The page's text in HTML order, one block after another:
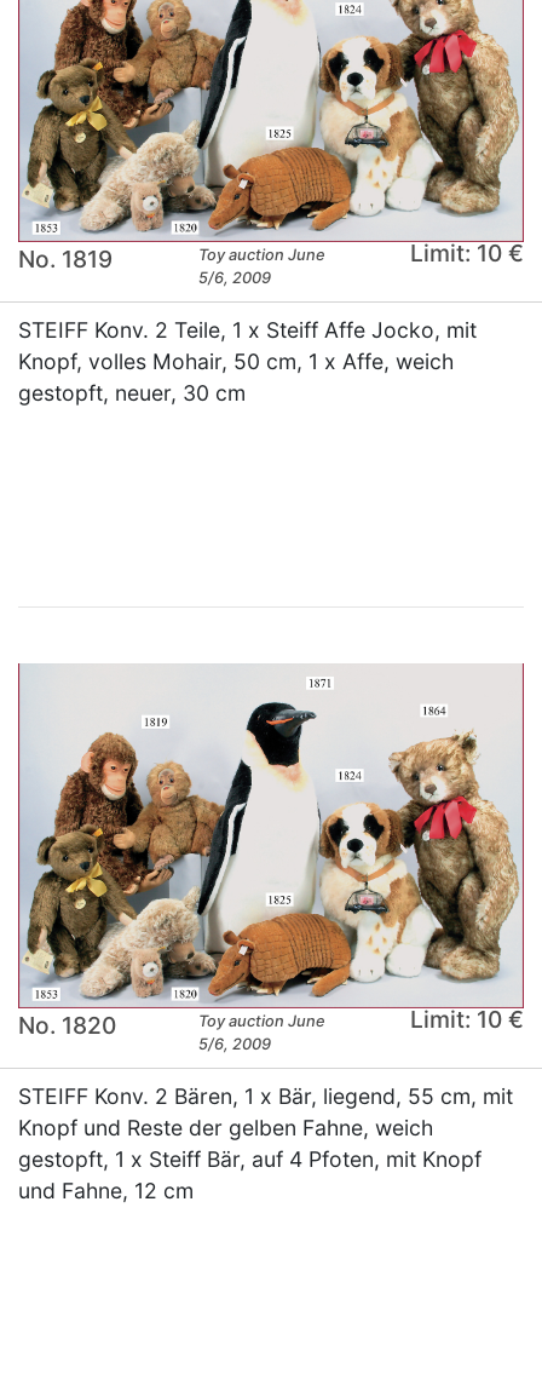
No. 1819
Toy auction June
5/6, 2009
Limit: 10 €
STEIFF Konv. 2 Teile, 1 x Steiff Affe Jocko, mit
Knopf, volles Mohair, 50 cm, 1 x Affe, weich
gestopft, neuer, 30 cm
No. 1820
Toy auction June
5/6, 2009
Limit: 10 €
STEIFF Konv. 2 Bären, 1 x Bär, liegend, 55 cm, mit
Knopf und Reste der gelben Fahne, weich
gestopft, 1 x Steiff Bär, auf 4 Pfoten, mit Knopf
und Fahne, 12 cm